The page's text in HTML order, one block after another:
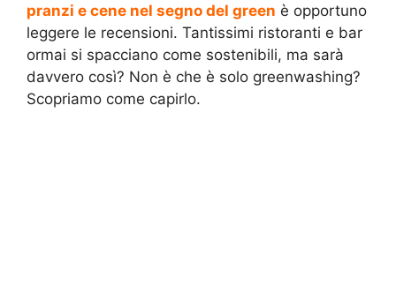
pranzi e cene nel segno del green è opportuno
leggere le recensioni. Tantissimi ristoranti e bar
ormai si spacciano come sostenibili, ma sarà
davvero così? Non è che è solo greenwashing?
Scopriamo come capirlo.